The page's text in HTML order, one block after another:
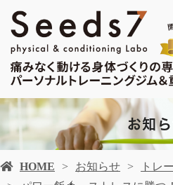
お知
HOME お知らせ
トレ